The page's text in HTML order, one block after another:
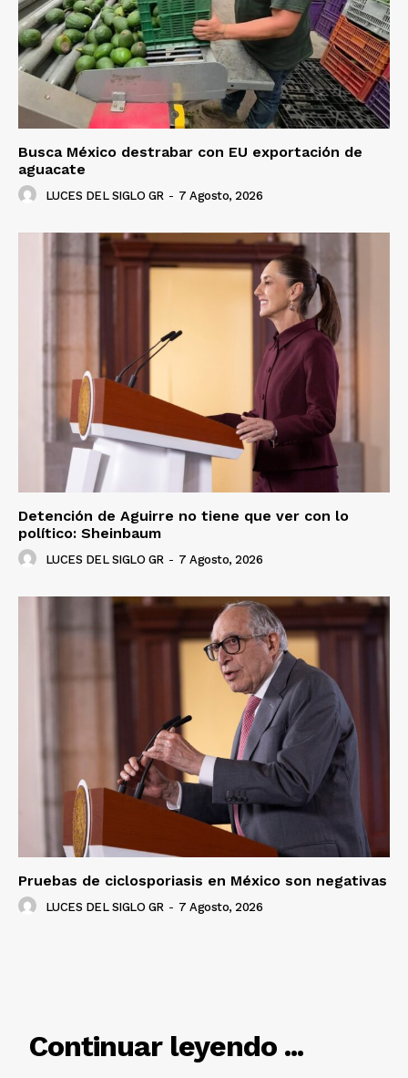
Busca México destrabar con EU exportación de
aguacate
LUCES DEL SIGLO GR - 7 Agosto, 2026
Detención de Aguirre no tiene que ver con lo
político: Sheinbaum
LUCES DEL SIGLO GR - 7 Agosto, 2026
Pruebas de ciclosporiasis en México son negativas
LUCES DEL SIGLO GR - 7 Agosto, 2026
Continuar leyendo ...
RELACIONADO